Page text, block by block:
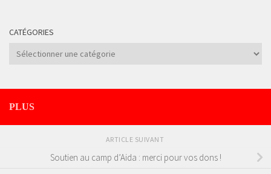
CATÉGORIES
Catégories
PLUS
ARTICLE SUIVANT
Soutien au camp d’Aida : merci pour vos dons !